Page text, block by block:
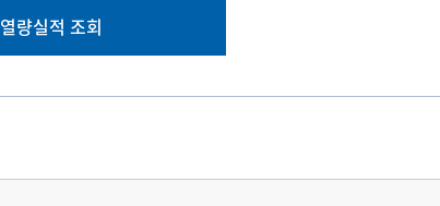
열량실적 조회